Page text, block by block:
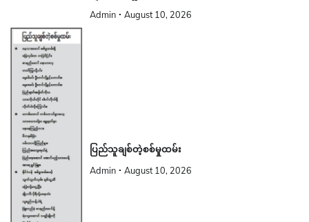
Admin August 10, 2026
ပြည်သူချစ်တဲ့စစ်မှုထမ်း
Admin August 10, 2026